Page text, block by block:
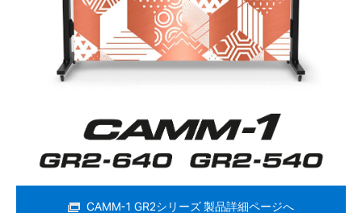
CAMM-1 GR2シリーズ 製品詳細ページへ